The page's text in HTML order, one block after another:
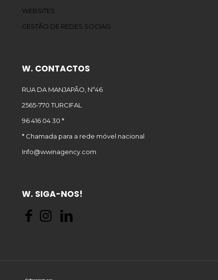
WEBSITES
GESTÃO DE REDES SOCIAIS
W. CONTACTOS
RUA DA MANJAPÃO, Nº46
2565-770 TURCIFAL
96 416 04 30 *
* Chamada para a rede móvel nacional
Info@wwinagency.com
W. SIGA-NOS!